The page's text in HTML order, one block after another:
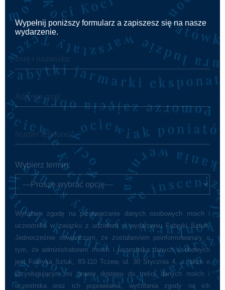
Wypełnij poniższy formularz a zapiszesz się na nasze
wydarzenie.
Wybierz termin:
Wyrażam zgodę na przetwarzanie danych osobowych moich i
uczestnika w związku z udziałem w wydarzeniu Fabryki Sztuk.
Jednocześnie oświadczam, że zostałam/em poinformowana/y o
tym, że administratorem moich i uczestnika danych osobowych
jest Fabryka Sztuk, 83-110 Tczew, ul. 30 Stycznia 4, a także o
przysługującym mi prawie dostępu do treści danych moich i
uczestnika oraz ich poprawiania, wycofania zgody na ich